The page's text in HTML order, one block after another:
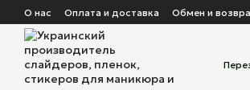
Перейти к основному контенту
О нас Оплата и доставка Обмен и